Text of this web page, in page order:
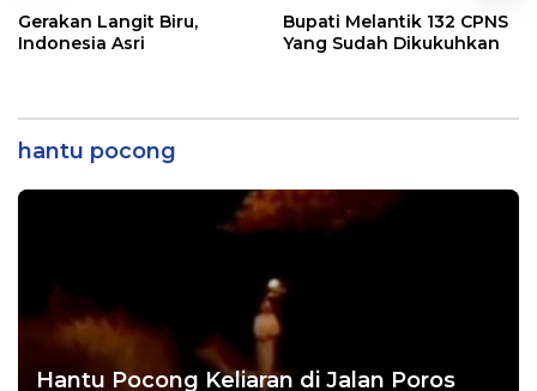
Gerakan Langit Biru,
Indonesia Asri
Bupati Melantik 132 CPNS
Yang Sudah Dikukuhkan
hantu pocong
Hantu Pocong Keliaran di Jalan Poros